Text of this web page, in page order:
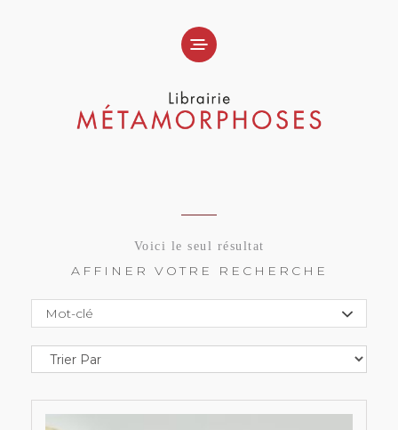
Voici le seul résultat
AFFINER VOTRE RECHERCHE
Mot-clé